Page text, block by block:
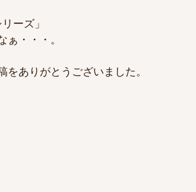
ーズ」
・・・。
をありがとうございました。